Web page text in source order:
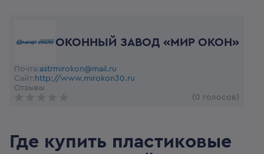
ОКОННЫЙ ЗАВОД «МИР ОКОН»
Почта:astrmirokon@mail.ru
Сайт: http://www.mirokon30.ru
Отзывы
(0 голосов)
Где купить пластиковые